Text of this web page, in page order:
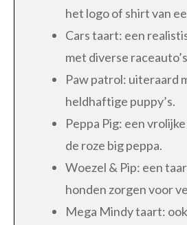
het logo of shirt van
Cars taart: een
met diverse
Paw patrol: uiteraard
heldhaftige puppy’s.
Peppa Pig: een
de roze big peppa.
Woezel & Pip: een
honden zorgen voor
Mega Mindy taart: